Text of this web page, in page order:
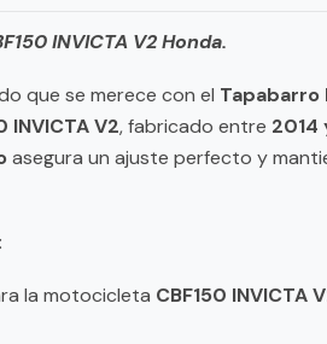
INVICTA V2 Honda.
que se merece con el Tapabarro
INVICTA V2, fabricado entre 2014
asegura un ajuste perfecto y
la motocicleta CBF150 INVICTA